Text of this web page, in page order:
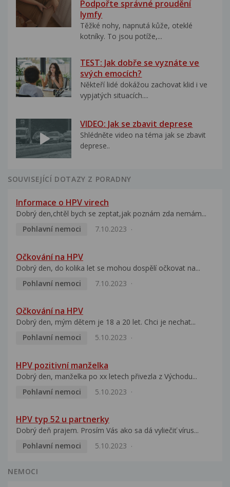
Podpořte správné proudění
lymfy
Těžké nohy, napnutá kůže, oteklé
kotníky. To jsou potíže,...
TEST: Jak dobře se vyznáte ve
svých emocích?
Někteří lidé dokážou zachovat klid i ve
vypjatých situacích....
VIDEO: Jak se zbavit deprese
Shlédněte video na téma jak se zbavit
deprese..
SOUVISEJÍCÍ DOTAZY Z PORADNY
Informace o HPV virech
Dobrý den,chtěl bych se zeptat,jak poznám zda nemám...
Pohlavní nemoci
7.10.2023
Očkování na HPV
Dobrý den, do kolika let se mohou dospělí očkovat na...
Pohlavní nemoci
7.10.2023
Očkování na HPV
Dobrý den, mým dětem je 18 a 20 let. Chci je nechat...
Pohlavní nemoci
5.10.2023
HPV pozitivní manželka
Dobrý den, manželka po xx letech přivezla z Východu...
Pohlavní nemoci
5.10.2023
HPV typ 52 u partnerky
Dobrý deň prajem. Prosím Vás ako sa dá vyliečiť vírus...
Pohlavní nemoci
5.10.2023
NEMOCI